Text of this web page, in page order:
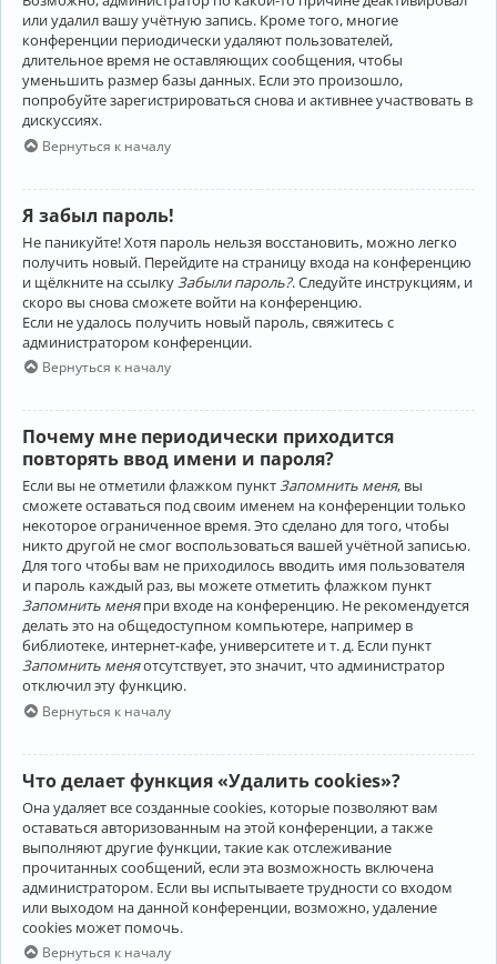
или удалил вашу учётную запись. Кроме того, многие
конференции периодически удаляют пользователей,
длительное время не оставляющих сообщения, чтобы
уменьшить размер базы данных. Если это произошло,
попробуйте зарегистрироваться снова и активнее участвовать в
дискуссиях.
Вернуться к началу
Я забыл пароль!
Не паникуйте! Хотя пароль нельзя восстановить, можно легко
получить новый. Перейдите на страницу входа на конференцию
и щёлкните на ссылку Забыли пароль?. Следуйте инструкциям, и
скоро вы снова сможете войти на конференцию.
Если не удалось получить новый пароль, свяжитесь с
администратором конференции.
Вернуться к началу
Почему мне периодически приходится
повторять ввод имени и пароля?
Если вы не отметили флажком пунктЗапомнить меня, вы
сможете оставаться под своим именем на конференции только
некоторое ограниченное время. Это сделано для того, чтобы
никто другой не смог воспользоваться вашей учётной записью.
Для того чтобы вам не приходилось вводить имя пользователя
и пароль каждый раз, вы можете отметить флажком пункт
Запомнить меняпри входе на конференцию. Не рекомендуется
делать это на общедоступном компьютере, например в
библиотеке, интернет-кафе, университете и т. д. Если пункт
Запомнить меняотсутствует, это значит, что администратор
отключил эту функцию.
Вернуться к началу
Что делает функция «Удалить cookies»?
Она удаляет все созданные cookies, которые позволяют вам
оставаться авторизованным на этой конференции, а также
выполняют другие функции, такие как отслеживание
прочитанных сообщений, если эта возможность включена
администратором. Если вы испытываете трудности со входом
или выходом на данной конференции, возможно, удаление
cookies может помочь.
Вернуться к началу